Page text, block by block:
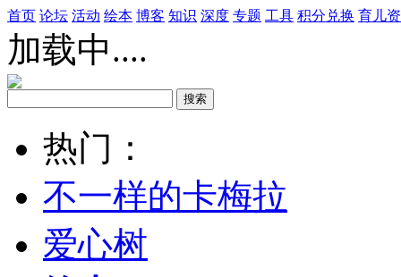
首页 论坛 活动 绘本 博客 知识 深度 专题 工具 积分兑换 育儿
加载中....
热门：
不一样的卡梅拉
爱心树